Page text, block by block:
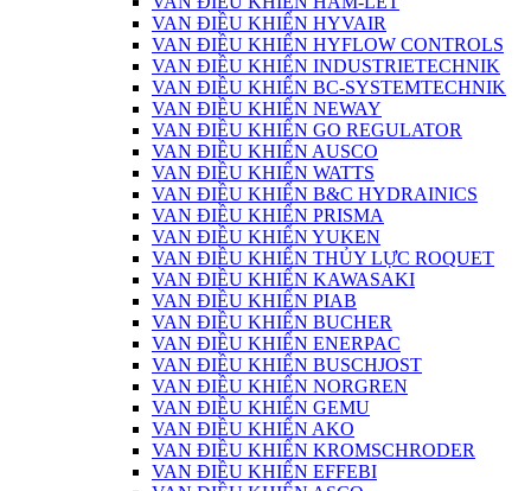
VAN ĐIỀU KHIỂN HYVAIR
VAN ĐIỀU KHIỂN HYFLOW CONTROLS
VAN ĐIỀU KHIỂN INDUSTRIETECHNIK
VAN ĐIỀU KHIỂN BC-SYSTEMTECHNIK
VAN ĐIỀU KHIỂN NEWAY
VAN ĐIỀU KHIỂN GO REGULATOR
VAN ĐIỀU KHIỂN AUSCO
VAN ĐIỀU KHIỂN WATTS
VAN ĐIỀU KHIỂN B&C HYDRAINICS
VAN ĐIỀU KHIỂN PRISMA
VAN ĐIỀU KHIỂN YUKEN
VAN ĐIỀU KHIỂN THỦY LỰC ROQUET
VAN ĐIỀU KHIỂN KAWASAKI
VAN ĐIỀU KHIỂN PIAB
VAN ĐIỀU KHIỂN BUCHER
VAN ĐIỀU KHIỂN ENERPAC
VAN ĐIỀU KHIỂN BUSCHJOST
VAN ĐIỀU KHIỂN NORGREN
VAN ĐIỀU KHIỂN GEMU
VAN ĐIỀU KHIỂN AKO
VAN ĐIỀU KHIỂN KROMSCHRODER
VAN ĐIỀU KHIỂN EFFEBI